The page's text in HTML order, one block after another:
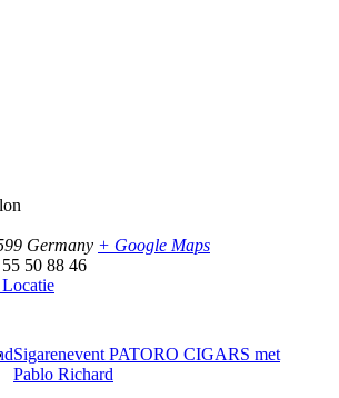
Germany + Google Maps
50 88 46
Sigarenevent PATORO CIGARS met
Pablo Richard